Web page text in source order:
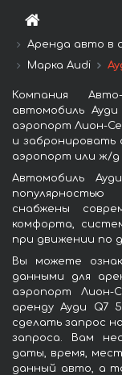
Аренда авто в
Марка Audi
Компания
автомобиль
аэропорт Лион-
и забронировать
аэропорт или ж/д
Автомобиль
снабжены
комфорта,
при движении по
Вы можете
данными для
аэропорт Лион-
аренду Ауди Q7
сделать запрос
запроса. Вам
даты, время,
данный авто, а